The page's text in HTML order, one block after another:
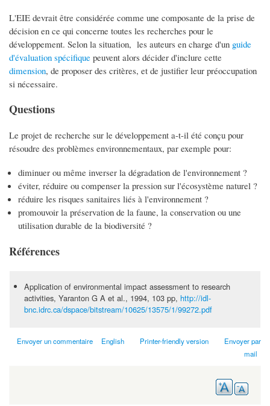
L'EIE devrait être considérée comme une composante de la prise de
décision en ce qui concerne toutes les recherches pour le
développement. Selon la situation, les auteurs en charge d'un guide
d'évaluation spécifique peuvent alors décider d'inclure cette
dimension, de proposer des critères, et de justifier leur préoccupation
si nécessaire.
Questions
Le projet de recherche sur le développement a-t-il été conçu pour
résoudre des problèmes environnementaux, par exemple pour:
diminuer ou même inverser la dégradation de l'environnement ?
éviter, réduire ou compenser la pression sur l'écosystème naturel ?
réduire les risques sanitaires liés à l'environnement ?
promouvoir la préservation de la faune, la conservation ou une
utilisation durable de la biodiversité ?
Références
Application of environmental impact assessment to research
activities, Yaranton G A et al., 1994, 103 pp, http://idl-
bnc.idrc.ca/dspace/bitstream/10625/13575/1/99272.pdf
Envoyer un commentaire English Printer-friendly version
Envoyer par
mail